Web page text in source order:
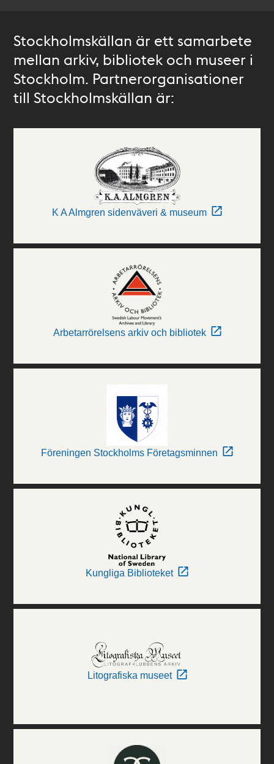
Stockholmskällan är ett samarbete
mellan arkiv, bibliotek och museer i
Stockholm. Partnerorganisationer
till Stockholmskällan är:
K A Almgren sidenväveri & museum
Arbetarrörelsens arkiv och bibliotek
Föreningen Stockholms Företagsminnen
Kungliga Biblioteket
Litografiska museet